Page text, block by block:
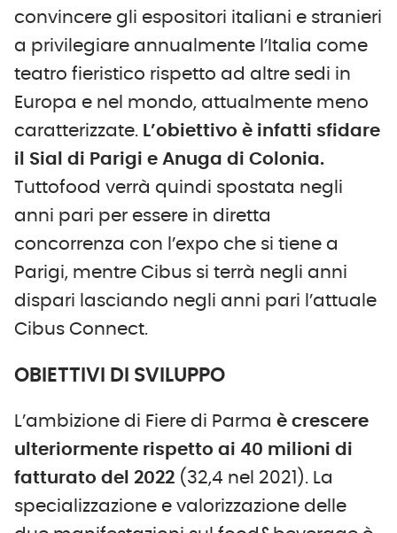
convincere gli espositori italiani e stranieri
a privilegiare annualmente l’Italia come
teatro fieristico rispetto ad altre sedi in
Europa e nel mondo, attualmente meno
caratterizzate. L’obiettivo è infatti sfidare
il Sial di Parigi e Anuga di Colonia.
Tuttofood verrà quindi spostata negli
anni pari per essere in diretta
concorrenza con l’expo che si tiene a
Parigi, mentre Cibus si terrà negli anni
dispari lasciando negli anni pari l’attuale
Cibus Connect.
OBIETTIVI DI SVILUPPO
L’ambizione di Fiere di Parma è crescere
ulteriormente rispetto ai 40 milioni di
fatturato del 2022 (32,4 nel 2021). La
specializzazione e valorizzazione delle